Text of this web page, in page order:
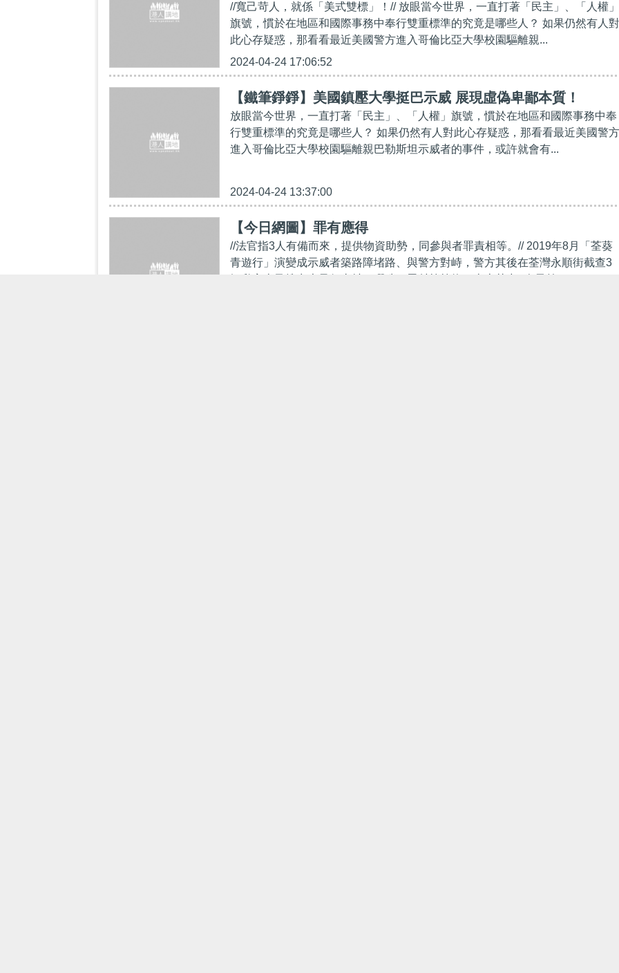
//寬己苛人，就係「美式雙標」！// 放眼當今世界，一直打著「民主」、「人權」
旗號，慣於在地區和國際事務中奉行雙重標準的究竟是哪些人？ 如果仍然有人對
此心存疑惑，那看看最近美國警方進入哥倫比亞大學校園驅離親...
2024-04-24 17:06:52
【鐵筆錚錚】美國鎮壓大學挺巴示威 展現虛偽卑鄙本質！
放眼當今世界，一直打著「民主」、「人權」旗號，慣於在地區和國際事務中奉
行雙重標準的究竟是哪些人？ 如果仍然有人對此心存疑惑，那看看最近美國警方
進入哥倫比亞大學校園驅離親巴勒斯坦示威者的事件，或許就會有...
2024-04-24 13:37:00
【今日網圖】罪有應得
//法官指3人有備而來，提供物資助勢，同參與者罪責相等。// 2019年8月「荃葵
青遊行」演變成示威者築路障堵路、與警方對峙，警方其後在荃灣永順街截查3